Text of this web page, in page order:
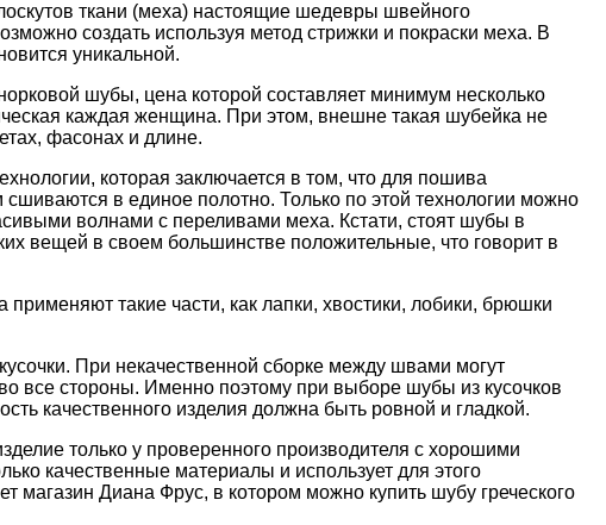
ткани (меха) настоящие шедевры швейного
создать используя метод стрижки и покраски меха. В
уникальной.
шубы, цена которой составляет минимум несколько
каждая женщина. При этом, внешне такая шубейка не
фасонах и длине.
которая заключается в том, что для пошива
в единое полотно. Только по этой технологии можно
волнами с переливами меха. Кстати, стоят шубы в
вещей в своем большинстве положительные, что говорит в
такие части, как лапки, хвостики, лобики, брюшки
При некачественной сборке между швами могут
все стороны. Именно поэтому при выборе шубы из кусочков
качественного изделия должна быть ровной и гладкой.
только у проверенного производителя с хорошими
качественные материалы и использует для этого
магазин Диана Фрус, в котором можно купить шубу греческого